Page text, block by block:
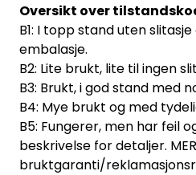
Oversikt over
B1: I topp stand uten
embalasje.
B2: Lite brukt, lite til ingen
B3: Brukt, i god stand med
B4: Mye brukt og med
B5: Fungerer, men har feil
beskrivelse for detaljer.
bruktgaranti/